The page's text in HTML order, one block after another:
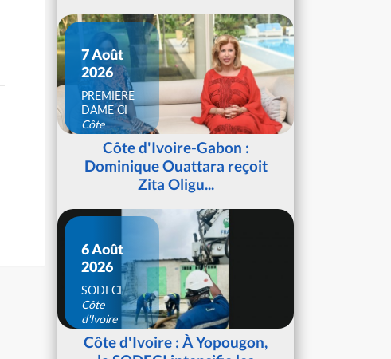
7 Août
2026
PREMIERE
DAME CI
Côte
d'IvoireCôte d'Ivoire-Gabon :
Dominique Ouattara reçoit
Zita Oligu...
6 Août
2026
SODECI
Côte
d'Ivoire
Côte d'Ivoire : À Yopougon,